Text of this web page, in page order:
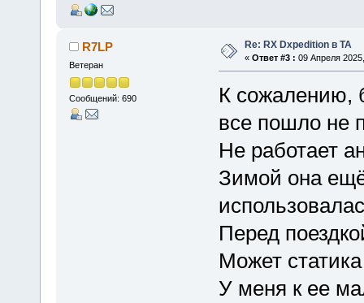
R7LP
Ветеран
Сообщений: 690
Re: RX Dxpedition в TA
« Ответ #3 : 09 Апреля
К сожалению,
все пошло не
Не работает
Зимой она
Перед
Может
У меня к ее